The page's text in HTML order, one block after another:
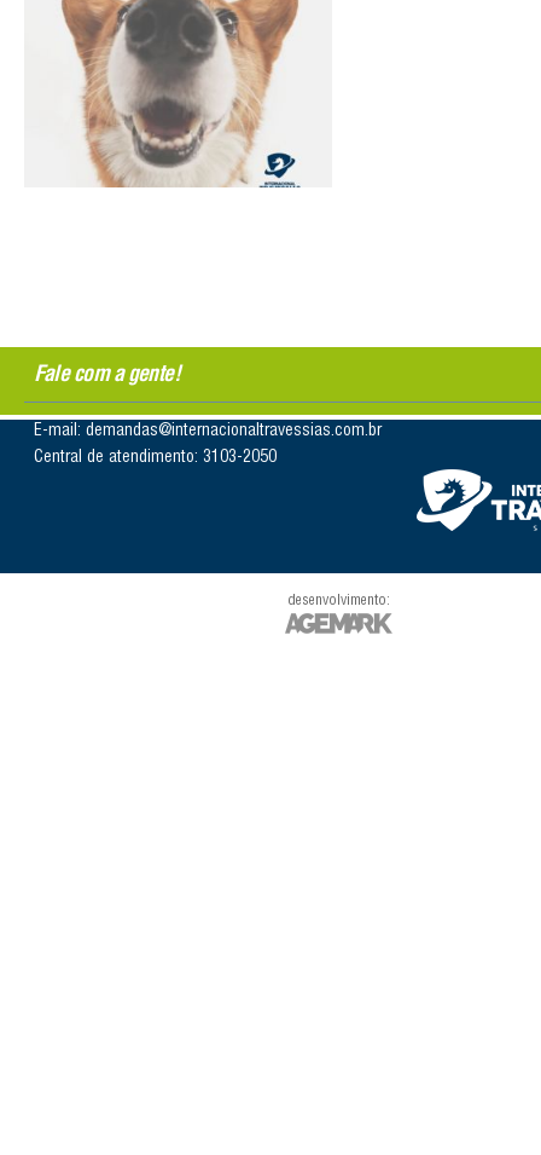
Fale com a gente!
E-mail: demandas@internacionaltravessias.com.br
Central de atendimento: 3103-2050
desenvolvimento: